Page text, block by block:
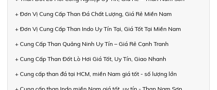
+ Đơn Vị Cung Cấp Than Đá Chất Lượng, Giá Rẻ Miền Nam
+ Đơn Vị Cung Cấp Than Indo Uy Tín Tại, Giá Tốt Tại Miền Nam
+ Cung Cấp Than Quảng Ninh Uy Tín – Giá Rẻ Cạnh Tranh
+ Cung Cấp Than Đốt Lò Hơi Giá Tốt, Uy Tín, Giao Nhanh
+ Cung cấp than đá tại HCM, miền Nam giá tốt - số lượng lớn